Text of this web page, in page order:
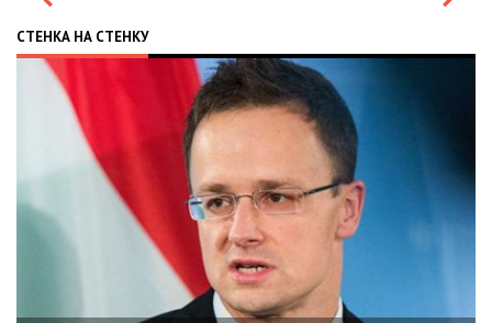
СТЕНКА НА СТЕНКУ